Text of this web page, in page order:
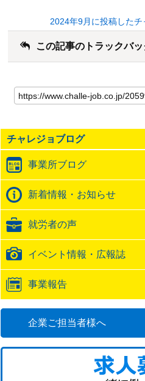
2024年9月に投稿した
この記事のトラックバ
の
記
の
ト
ッ
ク
バ
ッ
ク
URL
チャレジョブログ
事業所ブログ
新着情報・お知らせ
就労者の声
イベント情報・広報誌
事業報告
企業ご担当者様へ